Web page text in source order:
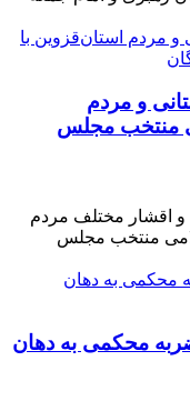
و مردم‌
منتخب مجلس‌
و اقشار مختلف مردم
منتخب مجلس
محکمی به دهان